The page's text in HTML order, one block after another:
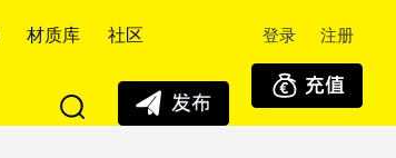
材质库 社区 登录 注册